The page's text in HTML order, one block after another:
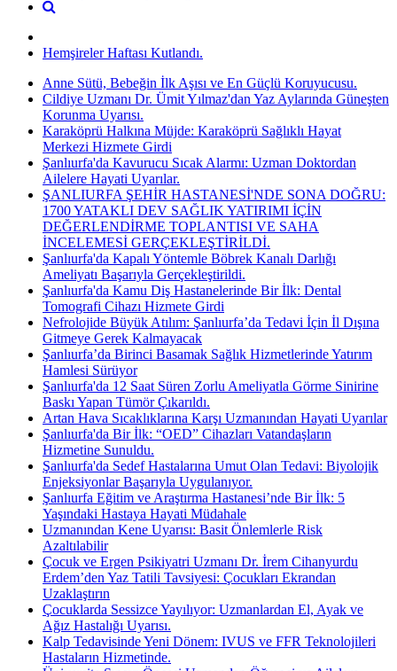
Hemşireler Haftası Kutlandı.
Anne Sütü, Bebeğin İlk Aşısı ve En Güçlü Koruyucusu.
Cildiye Uzmanı Dr. Ümit Yılmaz'dan Yaz Aylarında Güneşten
Korunma Uyarısı.
Karaköprü Halkına Müjde: Karaköprü Sağlıklı Hayat
Merkezi Hizmete Girdi
Şanlıurfa'da Kavurucu Sıcak Alarmı: Uzman Doktordan
Ailelere Hayati Uyarılar.
ŞANLIURFA ŞEHİR HASTANESİ'NDE SONA DOĞRU:
1700 YATAKLI DEV SAĞLIK YATIRIMI İÇİN
DEĞERLENDİRME TOPLANTISI VE SAHA
İNCELEMESİ GERÇEKLEŞTİRİLDİ.
Şanlıurfa'da Kapalı Yöntemle Böbrek Kanalı Darlığı
Ameliyatı Başarıyla Gerçekleştirildi.
Şanlıurfa'da Kamu Diş Hastanelerinde Bir İlk: Dental
Tomografi Cihazı Hizmete Girdi
Nefrolojide Büyük Atılım: Şanlıurfa’da Tedavi İçin İl Dışına
Gitmeye Gerek Kalmayacak
Şanlıurfa’da Birinci Basamak Sağlık Hizmetlerinde Yatırım
Hamlesi Sürüyor
Şanlıurfa'da 12 Saat Süren Zorlu Ameliyatla Görme Sinirine
Baskı Yapan Tümör Çıkarıldı.
Artan Hava Sıcaklıklarına Karşı Uzmanından Hayati Uyarılar
Şanlıurfa'da Bir İlk: “OED” Cihazları Vatandaşların
Hizmetine Sunuldu.
Şanlıurfa'da Sedef Hastalarına Umut Olan Tedavi: Biyolojik
Enjeksiyonlar Başarıyla Uygulanıyor.
Şanlıurfa Eğitim ve Araştırma Hastanesi’nde Bir İlk: 5
Yaşındaki Hastaya Hayati Müdahale
Uzmanından Kene Uyarısı: Basit Önlemlerle Risk
Azaltılabilir
Çocuk ve Ergen Psikiyatri Uzmanı Dr. İrem Cihanyurdu
Erdem’den Yaz Tatili Tavsiyesi: Çocukları Ekrandan
Uzaklaştırın
Çocuklarda Sessizce Yayılıyor: Uzmanlardan El, Ayak ve
Ağız Hastalığı Uyarısı.
Kalp Tedavisinde Yeni Dönem: IVUS ve FFR Teknolojileri
Hastaların Hizmetinde.